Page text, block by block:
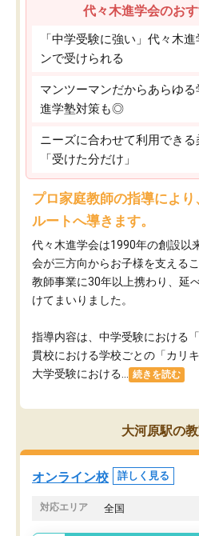
代々木進学会のお
「中学受験に強い」代々木
ンで受けられる
マンツーマンだからあらゆる
進学塾対策も◎
ニーズに合わせて利用でき
「受けた分だけ」
プロ家庭教師の指導によ
ルートへ導きます。
代々木進学会は1990年の創設以
会が三方向からお子様を支える
教師事業に30年以上携わり、延
けてまいりました。
指導内容は、中学受験における
貫校における学校ごとの「カリ
大学受験における...
続きを読む
大河原駅の
オンライン校 詳しく見る
対応エリア 全国